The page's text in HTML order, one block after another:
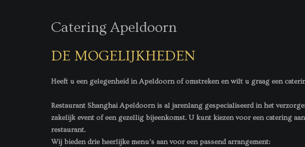
Catering Apeldoorn
DE MOGELIJKHEDEN
Heeft u een gelegenheid in Apeldoorn of omstreken en wilt u graag een
Restaurant Shanghai Apeldoorn is al jarenlang gespecialiseerd in het
zakelijk event of een gezellig bijeenkomst.U kunt kiezen voor een catering
restaurant.
Wij bieden drie heerlijke menu’s aan voor een passend arrangement: